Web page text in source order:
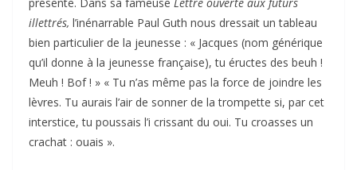
illettrés, l’inénarrable Paul Guth nous dressait un tableau
bien particulier de la jeunesse : « Jacques (nom générique
qu’il donne à la jeunesse française), tu éructes des beuh !
Meuh ! Bof ! » « Tu n’as même pas la force de joindre les
lèvres. Tu aurais l’air de sonner de la trompette si, par cet
interstice, tu poussais l’i crissant du oui. Tu croasses un
crachat : ouais ».